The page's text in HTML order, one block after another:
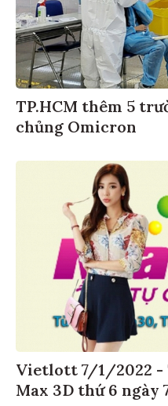
TP.HCM thêm 5
chủng Omicron
Vietlott 7/1/2022
Max 3D thứ 6 ngày